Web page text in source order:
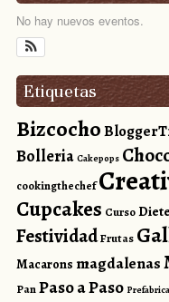
No hay nuevos eventos.
Etiquetas
Bizcocho
Bolleria Cakepops
cookingthechef
Cupcakes Curso
FestividadFrutas
Macarons magdalenas
PanPaso a Paso